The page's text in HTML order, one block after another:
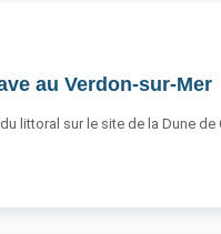
au Verdon-sur-Mer
littoral sur le site de la Dune